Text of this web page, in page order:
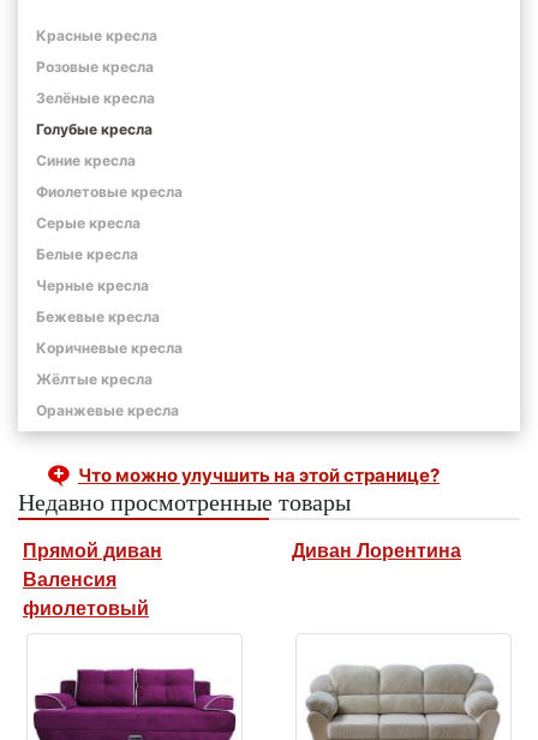
Красные кресла
Розовые кресла
Зелёные кресла
Голубые кресла
Синие кресла
Фиолетовые кресла
Серые кресла
Белые кресла
Черные кресла
Бежевые кресла
Коричневые кресла
Жёлтые кресла
Оранжевые кресла
Что можно улучшить на этой странице?
Недавно просмотренные товары
Прямой диван
Валенсия
фиолетовый
Диван Лорентина